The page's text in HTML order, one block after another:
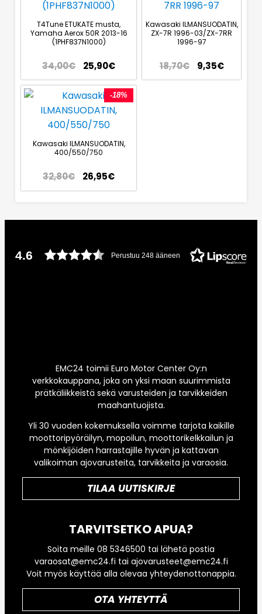
T4Tune ETUKATE musta,
Yamaha Aerox 50R 2013-16
(1PHF837N1000)
34,00€ 25,90€
Kawasaki ILMANSUODATIN,
ZX-7R 1996-03/ZX-7RR
1996-97
18,70€ 9,35€
-18%
Kawasaki ILMANSUODATIN,
400/550/750
32,80€ 26,95€
4.6 Perustuu 248 ääneen
EMC24 toimii Euro Motor Center Oy:n
verkkokauppana, joka on yksi maan suurimmista
prätkäliikkeistä sekä varusteiden ja tarvikkeiden
maahantuojista.
Yli 30 vuoden kokemuksella voimme tarjota kaikille
moottoripyöräilyn, mopoilun, moottorikelkkailun ja
mönkijöiden harrastajille hyvän ja kattavan
valikoiman ajovarusteita, tarvikkeita ja varaosia.
TILAA UUTISKIRJE
TARVITSETKO APUA?
Soita meille 08 5346500 tai lähetä postia
varaosat@emc24.fi tai ajovarusteet@emc24.fi
Voit myös käyttää alla olevaa yhteydenottonappia.
OTA YHTEYTTÄ